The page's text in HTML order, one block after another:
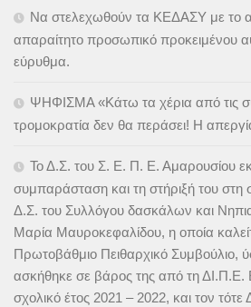
Να στελεχωθούν τα ΚΕΔΑΣΥ με το
απαραίτητο προσωπικό προκειμένου
εύρυθμα.
ΨΗΦΙΣΜΑ «Κάτω τα χέρια από τις
τρομοκρατία δεν θα περάσει! Η
Το Δ.Σ. του Σ. Ε. Π. Ε. Αμαρουσίου
συμπαράσταση και τη στήριξή του στη
Δ.Σ. του Συλλόγου δασκάλων και
Μαρία Μαυροκεφαλίδου, η οποία
Πρωτοβάθμιο Πειθαρχικό Συμβούλιο,
ασκήθηκε σε βάρος της από τη ΔΙ.Π.Ε.
σχολικό έτος 2021 – 2022, και τον τότε